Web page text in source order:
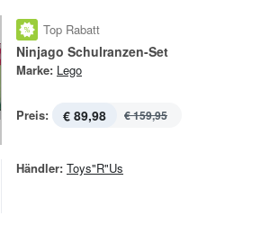
Top Rabatt
Ninjago Schulranzen-Set
Marke: Lego
Preis: € 89,98 € 159,95
Händler: Toys"R"Us